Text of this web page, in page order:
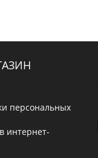
персональных
интернет-